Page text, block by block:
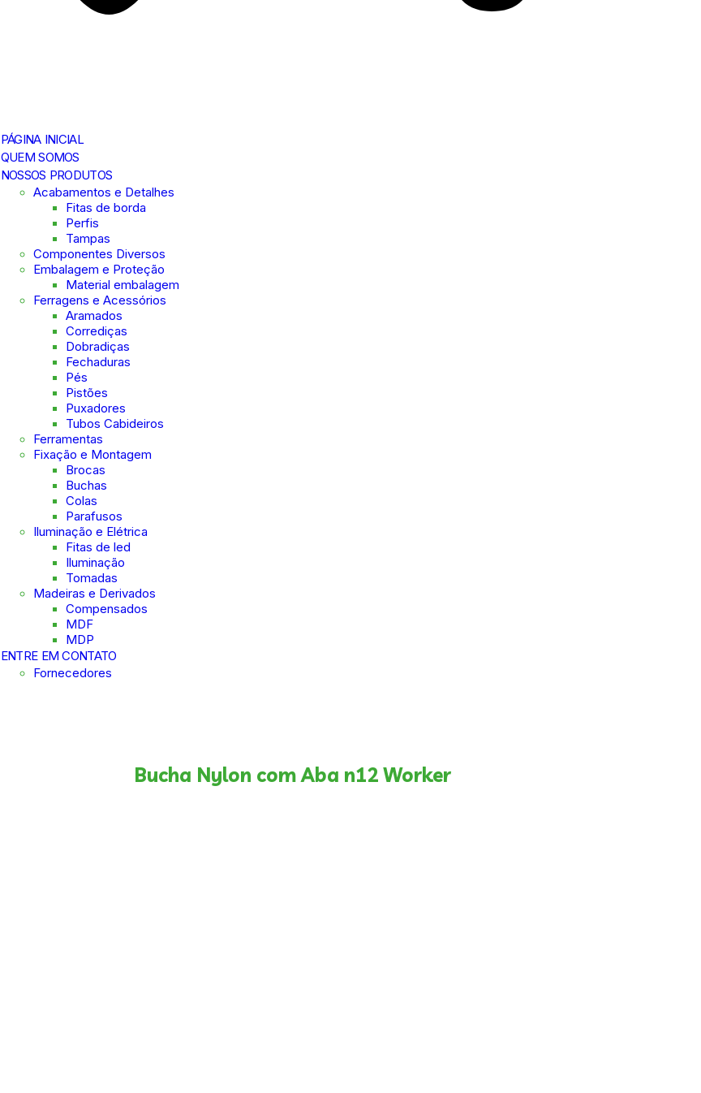
PÁGINA INICIAL
QUEM SOMOS
NOSSOS PRODUTOS
Acabamentos e Detalhes
Fitas de borda
Perfis
Tampas
Componentes Diversos
Embalagem e Proteção
Material embalagem
Ferragens e Acessórios
Aramados
Corrediças
Dobradiças
Fechaduras
Pés
Pistões
Puxadores
Tubos Cabideiros
Ferramentas
Fixação e Montagem
Brocas
Buchas
Colas
Parafusos
Iluminação e Elétrica
Fitas de led
Iluminação
Tomadas
Madeiras e Derivados
Compensados
MDF
MDP
ENTRE EM CONTATO
Fornecedores
Bucha Nylon com Aba n12 Worker